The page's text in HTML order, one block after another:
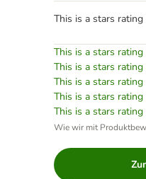
This is a stars
This is a stars
This is a stars
This is a stars
This is a stars
This is a stars
Wie wir mit